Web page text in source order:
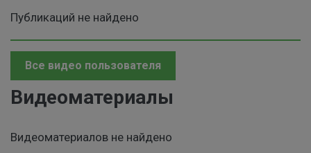
Публикаций не найдено
Все видео пользователя
Видеоматериалы
Видеоматериалов не найдено